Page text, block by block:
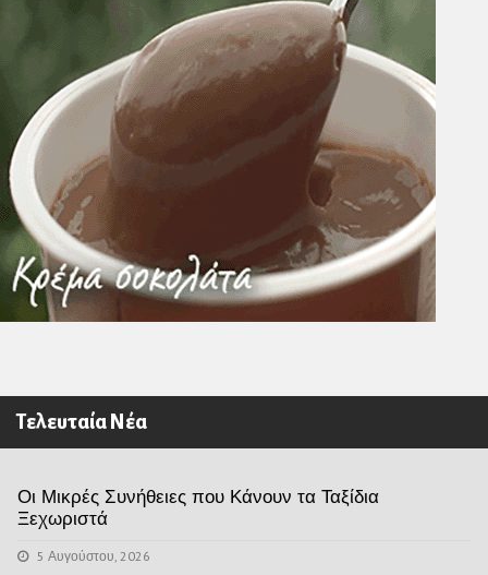
Τελευταία Νέα
Οι Μικρές Συνήθειες που Κάνουν τα Ταξίδια
Ξεχωριστά
5 Αυγούστου, 2026